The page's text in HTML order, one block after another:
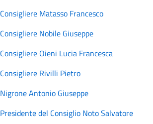
Consigliere Matasso Francesco
Consigliere Nobile Giuseppe
Consigliere Oieni Lucia Francesca
Consigliere Rivilli Pietro
Nigrone Antonio Giuseppe
Presidente del Consiglio Noto Salvatore